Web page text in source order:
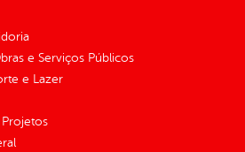
e Serviços Públicos
e Lazer